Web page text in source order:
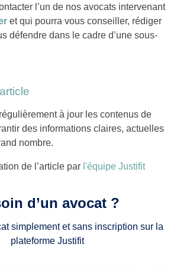
l’un de nos avocats intervenant
et qui pourra vous conseiller, rédiger
défendre dans le cadre d’une sous-
à jour les contenus de
des informations claires, actuelles
nombre.
de l’article par l'équipe Justifit
d’un avocat ?
simplement et sans inscription sur la
plateforme Justifit